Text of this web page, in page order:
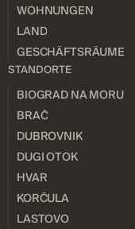
WOHNUNGEN
LAND
GESCHÄFTSRÄUME
STANDORTE
BIOGRAD NA MORU
BRAČ
DUBROVNIK
DUGI OTOK
HVAR
KORČULA
LASTOVO